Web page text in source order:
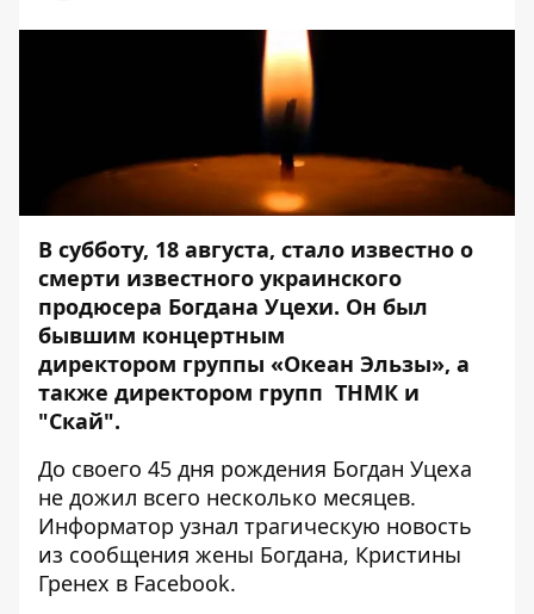
В субботу, 18 августа, стало известно о
смерти известного украинского
продюсера Богдана Уцехи. Он был
бывшим концертным
директором группы «Океан Эльзы», а
также директором групп ТНМК и
"Скай".
До своего 45 дня рождения Богдан Уцеха
не дожил всего несколько месяцев.
Информатор узнал трагическую новость
из сообщения жены Богдана, Кристины
Гренех в Facebook.